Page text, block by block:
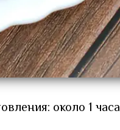
около 1 часа